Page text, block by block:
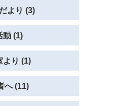
より (3)
動 (1)
より (1)
へ (11)